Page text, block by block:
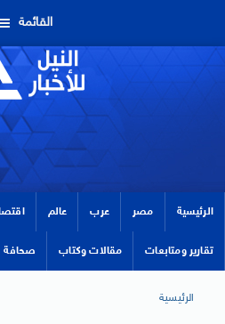
القائمة
الرئيسية مصر عرب عالم
تقارير ومتابعات مقالات وكتاب صحافة
الرئيسية